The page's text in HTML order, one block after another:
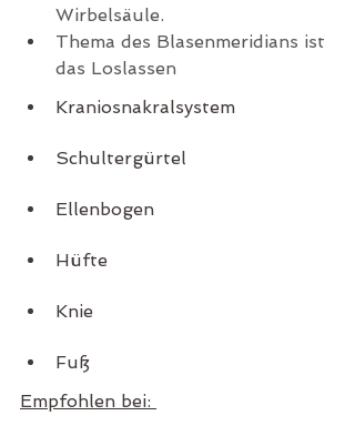
Wirbelsäule.
Thema des Blasenmeridians ist
das Loslassen
Kraniosnakralsystem
Schultergürtel
Ellenbogen
Hüfte
Knie
Fuß
Empfohlen bei: